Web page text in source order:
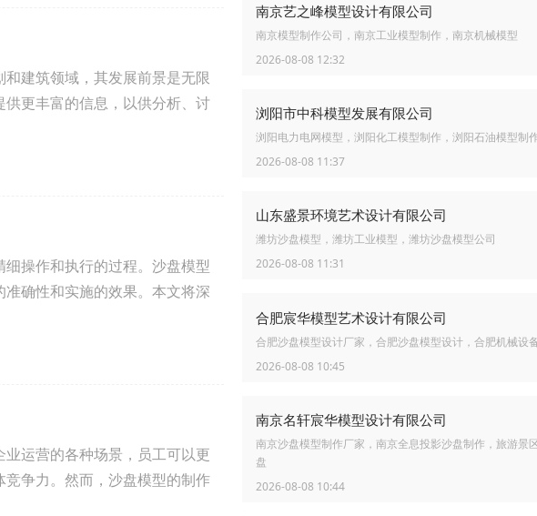
建筑领域，其发展前景是无限
更丰富的信息，以供分析、讨
操作和执行的过程。沙盘模型
确性和实施的效果。本文将深
运营的各种场景，员工可以更
争力。然而，沙盘模型的制作
南京艺之峰模型设计有限公司
南京模型制作公司，南京工业模型制作，南京机械模型
2026-08-08 12:32
浏阳市中科模型发展有限公司
浏阳电力电网模型，浏阳化工模型制作，浏阳石油模型制
2026-08-08 11:37
山东盛景环境艺术设计有限公司
潍坊沙盘模型，潍坊工业模型，潍坊沙盘模型公司
2026-08-08 11:31
合肥宸华模型艺术设计有限公司
合肥沙盘模型设计厂家，合肥沙盘模型设计，合肥机械设
2026-08-08 10:45
南京名轩宸华模型设计有限公司
南京沙盘模型制作厂家，南京全息投影沙盘制作，旅游景
盘
2026-08-08 10:44